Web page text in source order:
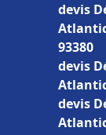
devis
93380
devis
devis